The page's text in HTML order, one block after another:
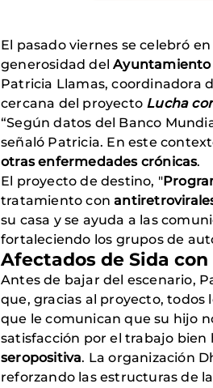
El pasado viernes se celebró
generosidad delAyuntamiento
Patricia Llamas, coordinadora
cercana del proyecto Lucha
“Según datos del Banco
señaló Patricia. En este
otras enfermedades crónicas.
El proyecto de destino, "
tratamiento con
su casa y se ayuda a las
fortaleciendo los grupos de
Afectados de Sida con
Antes de bajar del escenario,
que, gracias al proyecto, todos
que le comunican que su hijo
satisfacción por el trabajo
seropositiva. La organización
reforzando las estructuras de